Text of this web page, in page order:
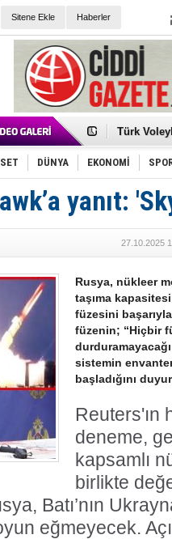
Sitene Ekle Haberler
Elena
Türk
Töreninde
İkinci El
Guguk
Sneaker
Erkek
Tommy
Ceza
Ankara
Erdoğan:
'Kurultay
İtalyan
DÜNYA EKONOMİ
yanıt:
27.10.2025
Rusya, nükleer
taşıma
füzesini
füzenin; “Hiçbir
sistemin
başladığını
Reuters'ın
deneme,
kapsamlı
birlikte
Batı’nın
eğmeyecek.